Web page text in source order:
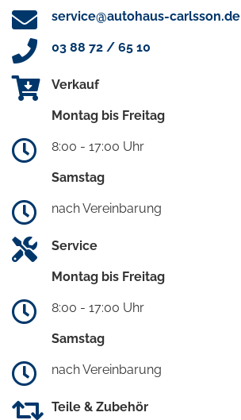
service@autohaus-carlsson.de
03 88 72 / 65 10
Verkauf
Montag bis Freitag
8:00 - 17:00 Uhr
Samstag
nach Vereinbarung
Service
Montag bis Freitag
8:00 - 17:00 Uhr
Samstag
nach Vereinbarung
Teile & Zubehör